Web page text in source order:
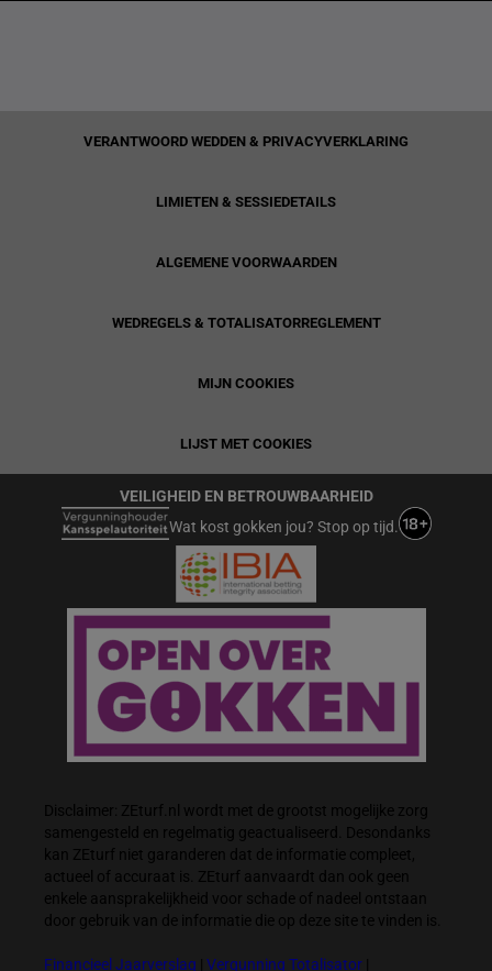
VERANTWOORD WEDDEN & PRIVACYVERKLARING
LIMIETEN & SESSIEDETAILS
ALGEMENE VOORWAARDEN
WEDREGELS & TOTALISATORREGLEMENT
MIJN COOKIES
LIJST MET COOKIES
VEILIGHEID EN BETROUWBAARHEID
Wat kost gokken jou? Stop op tijd.
Disclaimer: ZEturf.nl wordt met de grootst mogelijke zorg
samengesteld en regelmatig geactualiseerd. Desondanks
kan ZEturf niet garanderen dat de informatie compleet,
actueel of accuraat is. ZEturf aanvaardt dan ook geen
enkele aansprakelijkheid voor schade of nadeel ontstaan
door gebruik van de informatie die op deze site te vinden is.
Financieel Jaarverslag Vergunning Totalisator